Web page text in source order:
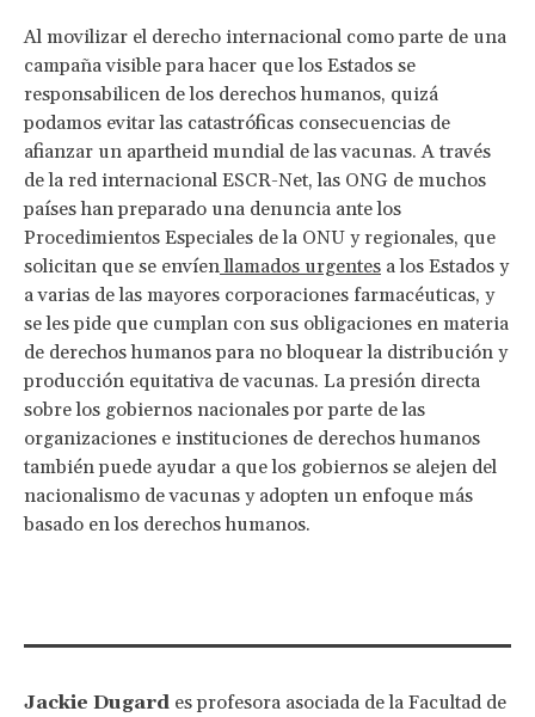
Al movilizar el derecho internacional como parte de una
campaña visible para hacer que los Estados se
responsabilicen de los derechos humanos, quizá
podamos evitar las catastróficas consecuencias de
afianzar un apartheid mundial de las vacunas. A través
de la red internacional ESCR-Net, las ONG de muchos
países han preparado una denuncia ante los
Procedimientos Especiales de la ONU y regionales, que
solicitan que se envíenllamados urgentes a los Estados y
a varias de las mayores corporaciones farmacéuticas, y
se les pide que cumplan con sus obligaciones en materia
de derechos humanos para no bloquear la distribución y
producción equitativa de vacunas. La presión directa
sobre los gobiernos nacionales por parte de las
organizaciones e instituciones de derechos humanos
también puede ayudar a que los gobiernos se alejen del
nacionalismo de vacunas y adopten un enfoque más
basado en los derechos humanos.
Jackie Dugard es profesora asociada de la Facultad de